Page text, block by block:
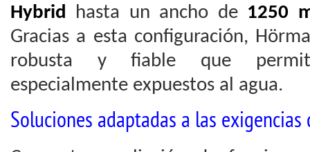
Hybrid hasta un ancho de 1250
Gracias a esta configuración,
robusta y fiable que
especialmente expuestos al agua.
Soluciones adaptadas a las